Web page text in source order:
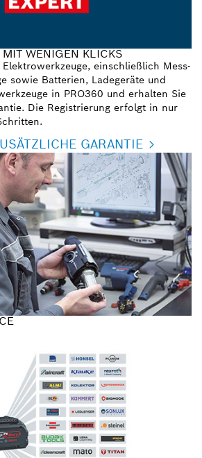
WENIGEN KLICKS
einschließlich Mess-
sowie Batterien, Ladegeräte und
in PRO360 und erhalten Sie
Die Registrierung erfolgt in nur
GARANTIE